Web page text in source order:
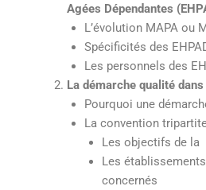
Agées Dépendantes
L’évolution MAPA ou
Spécificités des
Les personnels des
La démarche qualité dans
Pourquoi une
La convention
Les objectifs de
Les
concernés